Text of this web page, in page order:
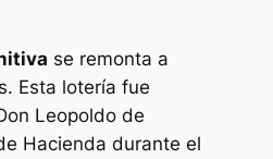
se remonta a
Esta lotería fue
Leopoldo de
Hacienda durante el